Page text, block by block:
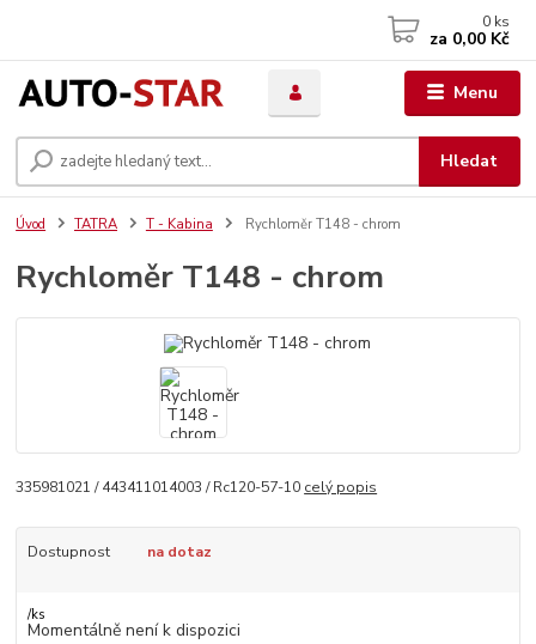
Menu
Hledat
0 ks
za 0,00 Kč
Úvod TATRA T - Kabina Rychloměr T148 - chrom
Rychloměr T148 - chrom
335981021 / 443411014003 / Rc120-57-10 celý popis
Dostupnost na dotaz
/ks
Momentálně není k dispozici